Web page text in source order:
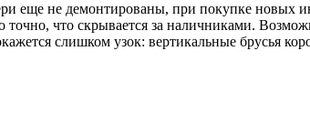
еще не демонтированы, при покупке
точно, что скрывается за наличниками.
слишком узок: вертикальные брусья